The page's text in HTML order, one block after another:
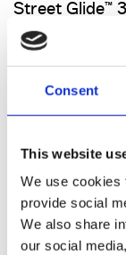
Consent
This website
We use cookies
provide social
We also share
our social
Street Glide™
Dark Billiard Gray
Vivid Black
49.860,00€
Street Glide™